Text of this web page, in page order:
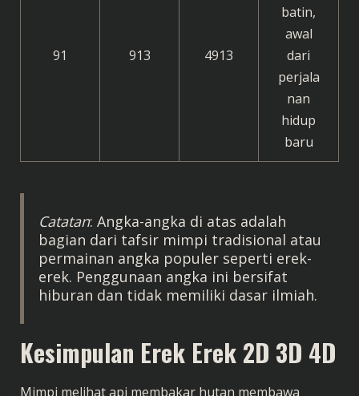
91 913 4913
batin,
awal
dari
perjala
nan
hidup
baru
Catatan: Angka-angka di atas adalah
bagian dari tafsir mimpi tradisional atau
permainan angka populer seperti erek-
erek. Penggunaan angka ini bersifat
hiburan dan tidak memiliki dasar ilmiah.
Kesimpulan Erek Erek 2D 3D 4D
Mimpi melihat api membakar hutan membawa